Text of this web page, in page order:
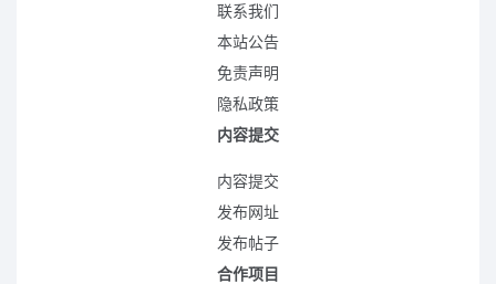
联系我们
本站公告
免责声明
隐私政策
内容提交
内容提交
发布网址
发布帖子
合作项目